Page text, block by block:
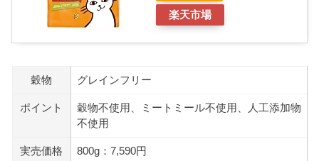
楽天市場
穀物 グレインフリー
ポイント
穀物不使用、ミートミール不使用、人工添加物
不使用
実売価格 800g：7,590円